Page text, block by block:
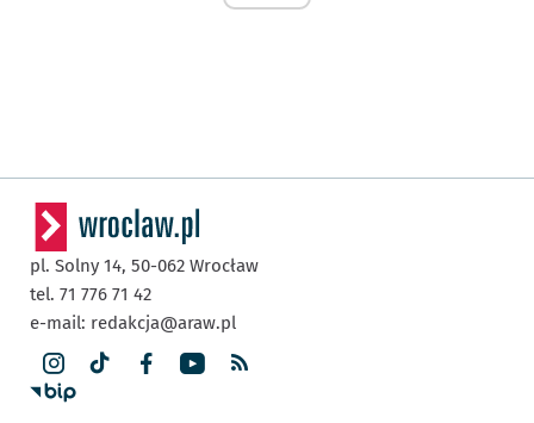
pl. Solny 14, 50-062 Wrocław
tel. 71 776 71 42
e-mail: redakcja@araw.pl